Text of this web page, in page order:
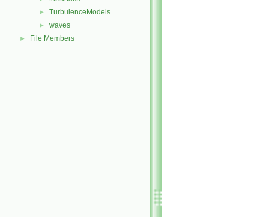
► TurbulenceModels
► waves
► File Members